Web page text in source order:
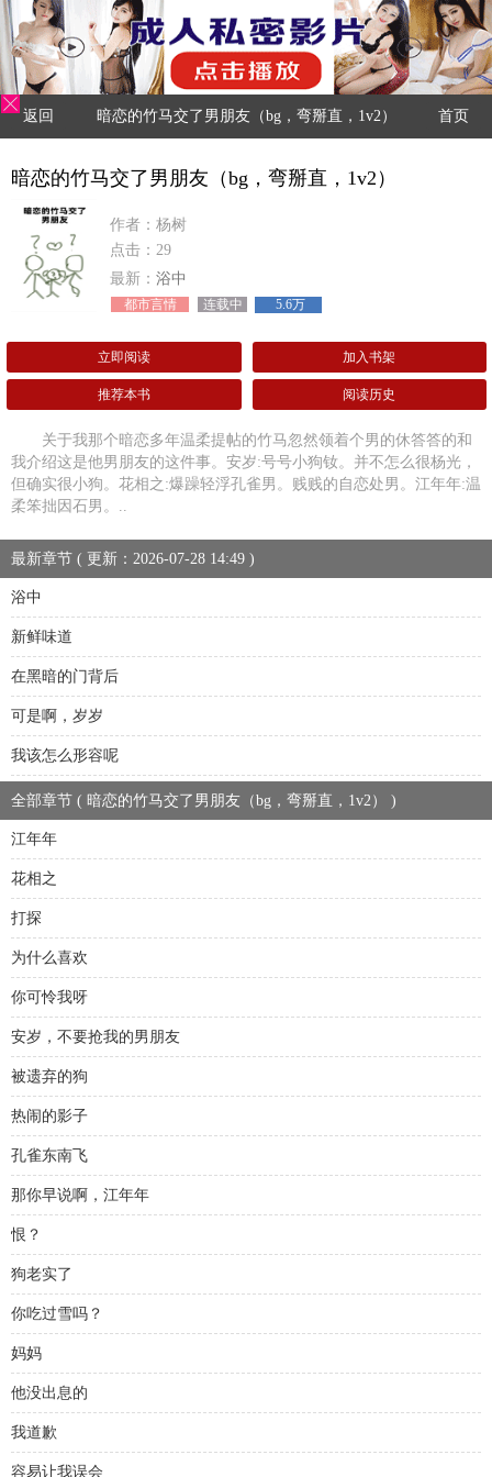
返回 暗恋的竹马交了男朋友（bg，弯掰直，1v2） 首页
暗恋的竹马交了男朋友（bg，弯掰直，1v2）
作者：杨树
点击：29
最新： 浴中
都市言情 连载中 5.6万
立即阅读 加入书架
推荐本书 阅读历史
关于我那个暗恋多年温柔提帖的竹马忽然领着个男的休答答的和
我介绍这是他男朋友的这件事。安岁:号号小狗钕。并不怎么很杨光，
但确实很小狗。花相之:爆躁轻浮孔雀男。贱贱的自恋处男。江年年:温
柔笨拙因石男。..
最新章节 ( 更新：2026-07-28 14:49 )
浴中
新鲜味道
在黑暗的门背后
可是啊，岁岁
我该怎么形容呢
全部章节 ( 暗恋的竹马交了男朋友（bg，弯掰直，1v2） )
江年年
花相之
打探
为什么喜欢
你可怜我呀
安岁，不要抢我的男朋友
被遗弃的狗
热闹的影子
孔雀东南飞
那你早说啊，江年年
恨？
狗老实了
你吃过雪吗？
妈妈
他没出息的
我道歉
容易让我误会